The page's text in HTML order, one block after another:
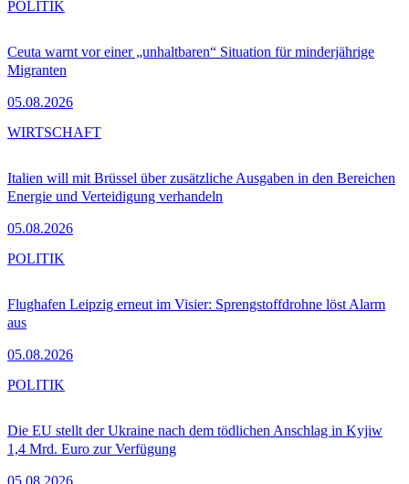
Ceuta warnt vor einer „unhaltbaren“ Situation für minderjährige
Migranten
05.08.2026
POLITIK
Italien will mit Brüssel über zusätzliche Ausgaben in den Bereichen
Energie und Verteidigung verhandeln
05.08.2026
WIRTSCHAFT
Flughafen Leipzig erneut im Visier: Sprengstoffdrohne löst Alarm
aus
05.08.2026
POLITIK
Die EU stellt der Ukraine nach dem tödlichen Anschlag in Kyjiw
1,4 Mrd. Euro zur Verfügung
POLITIK